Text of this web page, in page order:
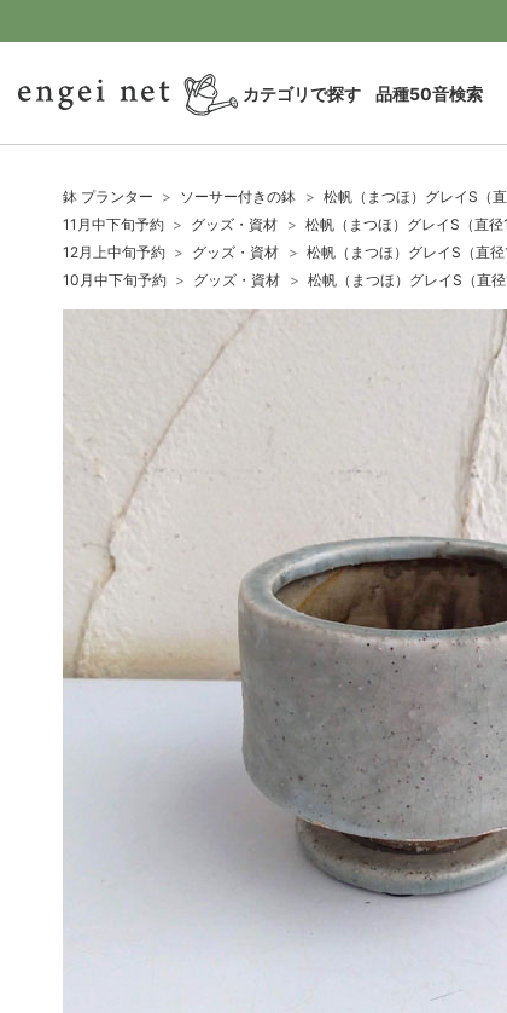
カテゴリで探す 品種50音検索
鉢 プランター ソーサー付きの鉢
松帆（まつほ）グレイS（
11月中下旬予約
グッズ・資材
松帆（まつほ）グレイS（直
12月上中旬予約
グッズ・資材
松帆（まつほ）グレイS（直
10月中下旬予約
グッズ・資材 松帆（まつほ）グレイS（直